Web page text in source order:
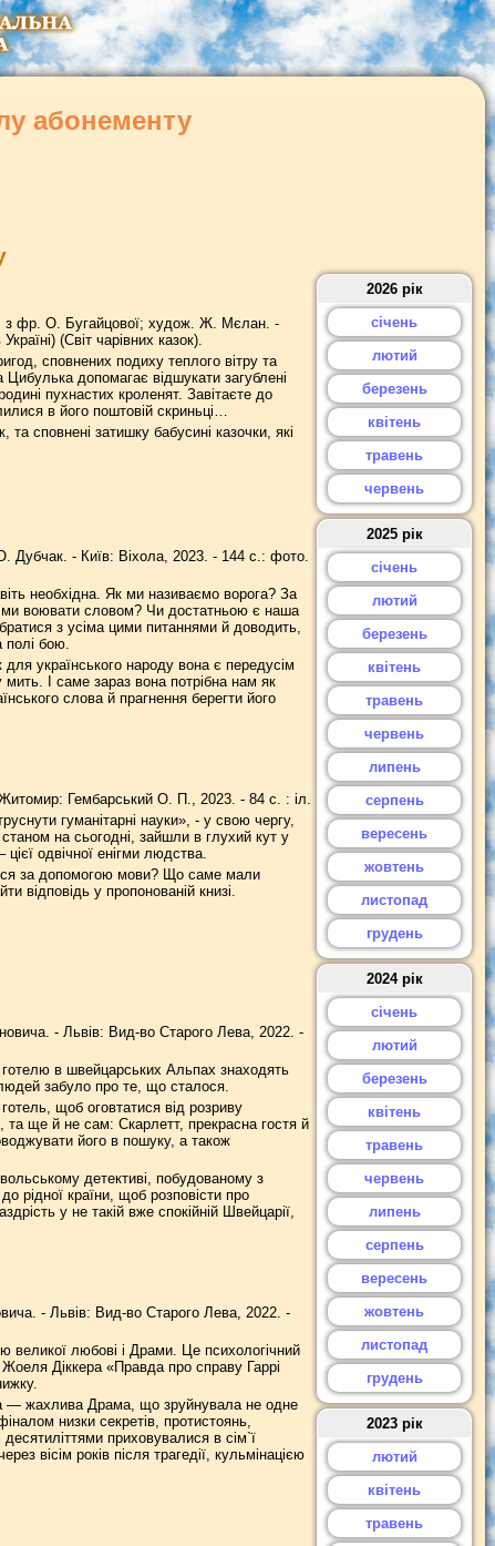
абонементу
2026 рік
січень
лютий
березень
квітень
травень
червень
2025 рік
січень
лютий
березень
квітень
травень
червень
липень
серпень
вересень
жовтень
листопад
грудень
2024 рік
січень
лютий
березень
квітень
травень
червень
липень
серпень
вересень
жовтень
листопад
грудень
2023 рік
лютий
квітень
травень
з фр. О. Бугайцової; худож. Ж. Мєлан. -
(Світ чарівних казок).
сповнених подиху теплого вітру та
допомагає відшукати загублені
пухнастих кроленят. Завітаєте до
в його поштовій скриньці…
сповнені затишку бабусині казочки, які
Дубчак. - Київ: Віхола, 2023. - 144 с.: фото.
необхідна. Як ми називаємо ворога? За
ми воювати словом? Чи достатньою є наша
з усіма цими питаннями й доводить,
полі бою.
українського народу вона є передусім
І саме зараз вона потрібна нам як
слова й прагнення берегти його
Гембарський О. П., 2023. - 84 с. : іл.
гуманітарні науки», - у свою чергу,
на сьогодні, зайшли в глухий кут у
одвічної енігми людства.
за допомогою мови? Що саме мали
відповідь у пропонованій книзі.
- Львів: Вид-во Старого Лева, 2022. -
готелю в швейцарських Альпах знаходять
забуло про те, що сталося.
щоб оговтатися від розриву
та ще й не сам: Скарлетт, прекрасна гостя й
його в пошуку, а також
детективі, побудованому з
рідної країни, щоб розповісти про
у не такій вже спокійній Швейцарії,
- Львів: Вид-во Старого Лева, 2022. -
великої любові і Драми. Це психологічний
Діккера «Правда про справу Гаррі
— жахлива Драма, що зруйнувала не одне
низки секретів, протистоянь,
десятиліттями приховувалися в сім`ї
вісім років після трагедії, кульмінацією